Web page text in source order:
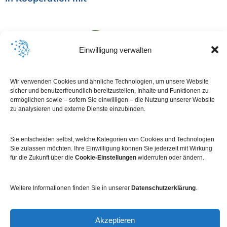
Einwilligung verwalten
Wir verwenden Cookies und ähnliche Technologien, um unsere Website
sicher und benutzerfreundlich bereitzustellen, Inhalte und Funktionen zu
ermöglichen sowie – sofern Sie einwilligen – die Nutzung unserer Website
zu analysieren und externe Dienste einzubinden.
Sie entscheiden selbst, welche Kategorien von Cookies und Technologien
Sie zulassen möchten. Ihre Einwilligung können Sie jederzeit mit Wirkung
für die Zukunft über die Cookie-Einstellungen widerrufen oder ändern.
Weitere Informationen finden Sie in unserer Datenschutzerklärung.
Akzeptieren